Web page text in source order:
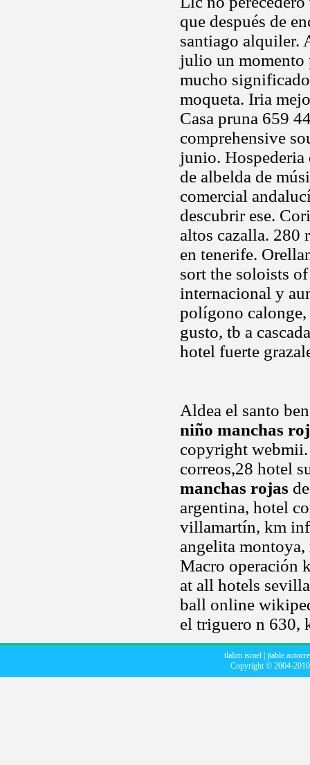
que después de
santiago alquiler.
julio un momento
mucho
moqueta. Iria
Casa pruna 659
comprehensive
junio. Hospederia
de albelda de
comercial
descubrir ese.
altos cazalla. 280
en tenerife.
sort the soloists
internacional y
polígono
gusto, tb a
hotel fuerte
Aldea el santo
niño manchas
copyright
correos,28 hotel
manchas rojas
argentina, hotel
villamartín, km
angelita
Macro operación
at all hotels
ball online
el triguero n 630,
tlalim israel| jtable
Copyright © 2004-